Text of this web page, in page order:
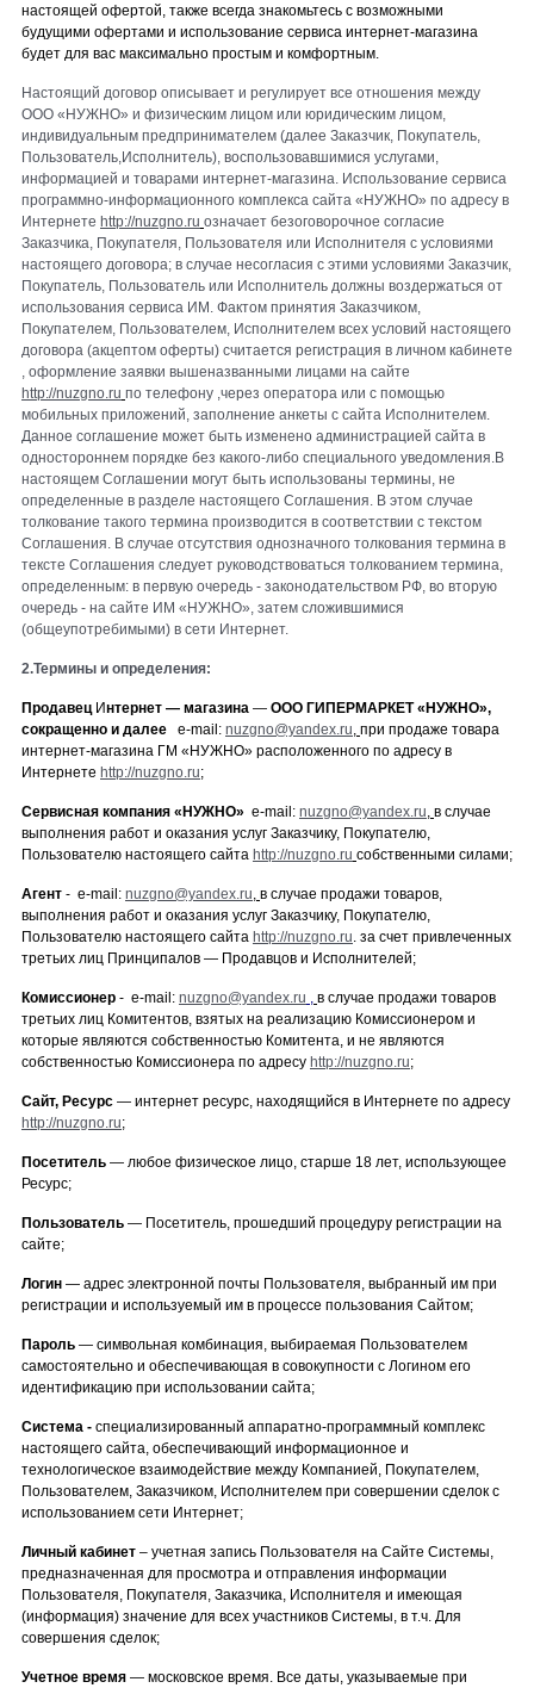
настоящей офертой, также всегда знакомьтесь с возможными
будущими офертами и использование сервиса интернет-магазина
будет для вас максимально простым и комфортным.
Настоящий договор описывает и регулирует все отношения между
ООО «НУЖНО» и физическим лицом или юридическим лицом,
индивидуальным предпринимателем (далее Заказчик, Покупатель,
Пользователь,Исполнитель), воспользовавшимися услугами,
информацией и товарами интернет-магазина. Использование сервиса
программно-информационного комплекса сайта «НУЖНО» по адресу в
Интернете http://nuzgno.ru означает безоговорочное согласие
Заказчика, Покупателя, Пользователя или Исполнителя с условиями
настоящего договора; в случае несогласия с этими условиями Заказчик,
Покупатель, Пользователь или Исполнитель должны воздержаться от
использования сервиса ИМ. Фактом принятия Заказчиком,
Покупателем, Пользователем, Исполнителем всех условий настоящего
договора (акцептом оферты) считается регистрация в личном кабинете
, оформление заявки вышеназванными лицами на сайте
http://nuzgno.ru по телефону ,через оператора или с помощью
мобильных приложений, заполнение анкеты с сайта Исполнителем.
Данное соглашение может быть изменено администрацией сайта в
одностороннем порядке без какого-либо специального уведомления.В
настоящем Соглашении могут быть использованы термины, не
определенные в разделе настоящего Соглашения. В этом случае
толкование такого термина производится в соответствии с текстом
Соглашения. В случае отсутствия однозначного толкования термина в
тексте Соглашения следует руководствоваться толкованием термина,
определенным: в первую очередь - законодательством РФ, во вторую
очередь - на сайте ИМ «НУЖНО», затем сложившимися
(общеупотребимыми) в сети Интернет.
2.Термины и определения:
ПродавецИнтернет — магазина — ООО ГИПЕРМАРКЕТ « НУЖНО»,
сокращенно и далее
е-mail: nuzgno@yandex.ru, при продаже товара
интернет-магазина ГМ «НУЖНО» расположенного по адресу в
Интернете http://nuzgno.ru;
Сервисная компания «НУЖНО» е-mail: nuzgno@yandex.ru, в случае
выполнения работ и оказания услуг Заказчику, Покупателю,
Пользователю настоящего сайта http://nuzgno.ru собственными силами;
Агент - е-mail: nuzgno@yandex.ru, в случае продажи товаров,
выполнения работ и оказания услуг Заказчику, Покупателю,
Пользователю настоящего сайта http://nuzgno.ru. за счет привлеченных
третьих лиц Принципалов — Продавцов и Исполнителей;
Комиссионер - е-mail: nuzgno@yandex.ru , в случае продажи товаров
третьих лиц Комитентов, взятых на реализацию Комиссионером и
которые являются собственностью Комитента, и не являются
собственностью Комиссионера по адресу http://nuzgno.ru;
Сайт, Ресурс — интернет ресурс, находящийся в Интернете по адресу
http://nuzgno.ru;
Посетитель — любое физическое лицо, старше 18 лет, использующее
Ресурс;
Пользователь — Посетитель, прошедший процедуру регистрации на
сайте;
Логин — адрес электронной почты Пользователя, выбранный им при
регистрации и используемый им в процессе пользования Сайтом;
Пароль — символьная комбинация, выбираемая Пользователем
самостоятельно и обеспечивающая в совокупности с Логином его
идентификацию при использовании сайта;
Система - специализированный аппаратно-программный комплекс
настоящего сайта, обеспечивающий информационное и
технологическое взаимодействие между Компанией, Покупателем,
Пользователем, Заказчиком, Исполнителем при совершении сделок с
использованием сети Интернет;
Личный кабинет – учетная запись Пользователя на Сайте Системы,
предназначенная для просмотра и отправления информации
Пользователя, Покупателя, Заказчика, Исполнителя и имеющая
(информация) значение для всех участников Системы, в т.ч. Для
совершения сделок;
Учетное время — московское время. Все даты, указываемые при